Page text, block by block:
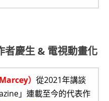
者慶生 & 電視動畫化
） 從2021年講談
」連載至今的代表作